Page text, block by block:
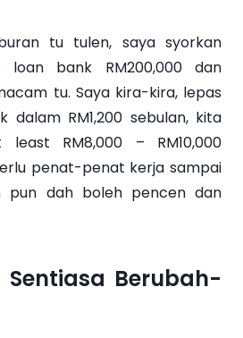
tu tulen, saya syorkan
loan bank RM200,000 dan
tu. Saya kira-kira, lepas
dalam RM1,200 sebulan, kita
RM8,000 – RM10,000
penat-penat kerja sampai
pun dah boleh pencen dan
Berubah-